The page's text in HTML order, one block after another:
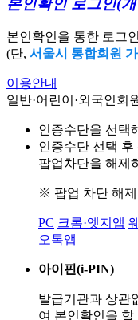
본인확인 로그인(
본인확인을 통한 로그
(단, 서울시 통합회원
이용안내
일반·어린이·외국인회
인증수단을 선택
인증수단 선택 후
팝업차단을 해제
※ 팝업 차단 해제
PC 크롬·엣지앱
오톡앱
아이핀(i-PIN)
발급기관과 상관
여 본인확인을 할